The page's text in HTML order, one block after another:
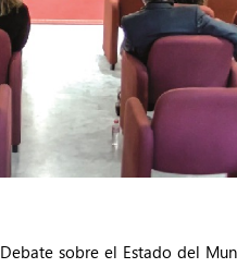
sobre el Estado del